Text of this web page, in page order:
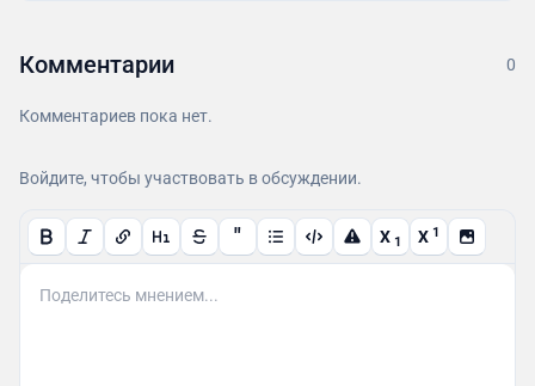
Комментарии 0
Комментариев пока нет.
Войдите, чтобы участвовать в обсуждении.
" X 1 X 1